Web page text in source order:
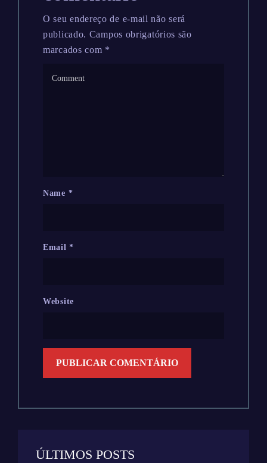
O seu endereço de e-mail não será
publicado. Campos obrigatórios são
marcados com *
Name *
Email*
Website
ÚLTIMOS POSTS